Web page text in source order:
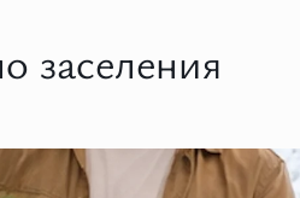
заселения